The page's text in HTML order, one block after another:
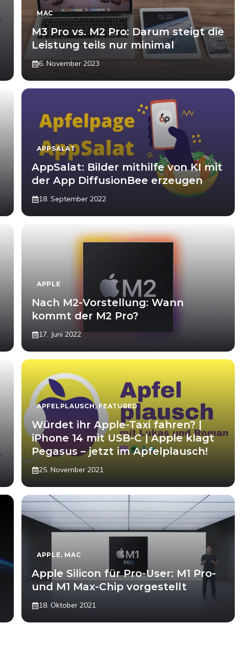
MAC
M3 Pro vs. M2 Pro: Darum steigt die
Leistung teils nur minimal
6. November 2023
APPSALAT
AppSalat: Bilder mithilfe von KI mit
der App DiffusionBee erzeugen
18. September 2022
APPLE
Nach M2-Vorstellung: Wann
kommt der M2 Pro?
17. Juni 2022
APFELPLAUSCH, FEATURED
Würdet ihr Apple-Taxi fahren? |
iPhone 14 mit USB-C | Apple klagt
Pegasus – jetzt im Apfelplausch!
25. November 2021
APPLE, MAC
Apple Silicon für Pro-User: M1 Pro-
und M1 Max-Chip vorgestellt
18. Oktober 2021